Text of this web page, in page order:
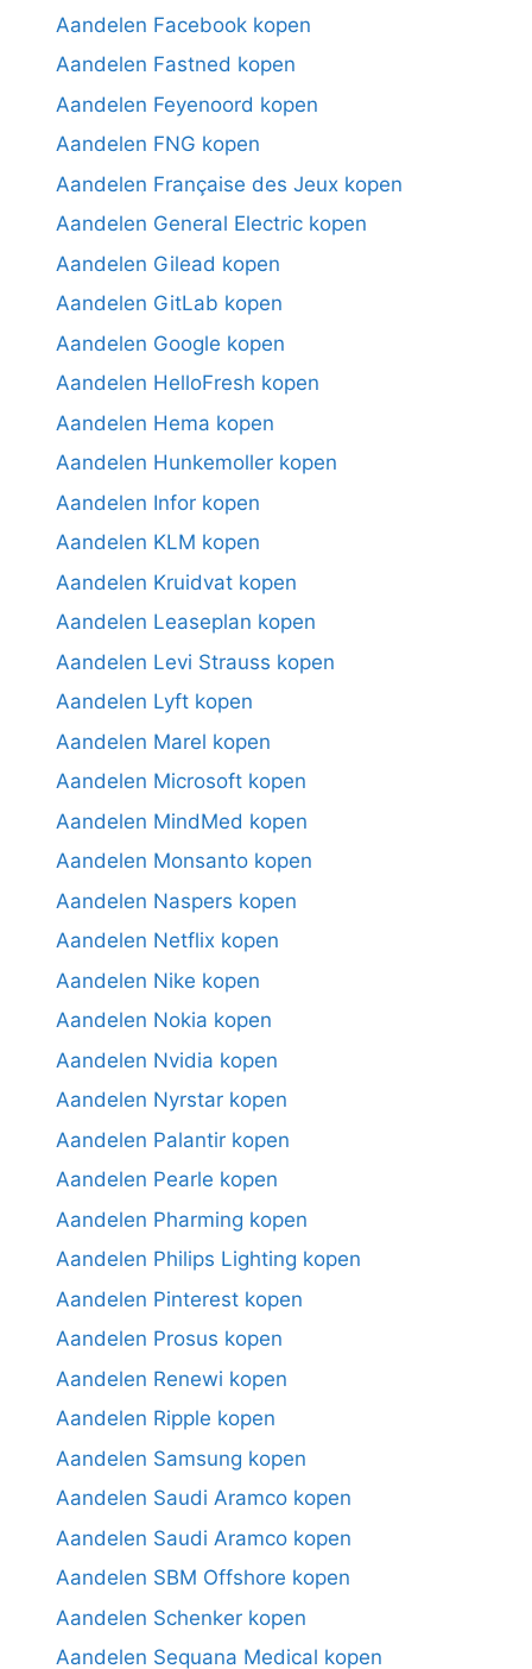
Aandelen Facebook kopen
Aandelen Fastned kopen
Aandelen Feyenoord kopen
Aandelen FNG kopen
Aandelen Française des Jeux kopen
Aandelen General Electric kopen
Aandelen Gilead kopen
Aandelen GitLab kopen
Aandelen Google kopen
Aandelen HelloFresh kopen
Aandelen Hema kopen
Aandelen Hunkemoller kopen
Aandelen Infor kopen
Aandelen KLM kopen
Aandelen Kruidvat kopen
Aandelen Leaseplan kopen
Aandelen Levi Strauss kopen
Aandelen Lyft kopen
Aandelen Marel kopen
Aandelen Microsoft kopen
Aandelen MindMed kopen
Aandelen Monsanto kopen
Aandelen Naspers kopen
Aandelen Netflix kopen
Aandelen Nike kopen
Aandelen Nokia kopen
Aandelen Nvidia kopen
Aandelen Nyrstar kopen
Aandelen Palantir kopen
Aandelen Pearle kopen
Aandelen Pharming kopen
Aandelen Philips Lighting kopen
Aandelen Pinterest kopen
Aandelen Prosus kopen
Aandelen Renewi kopen
Aandelen Ripple kopen
Aandelen Samsung kopen
Aandelen Saudi Aramco kopen
Aandelen Saudi Aramco kopen
Aandelen SBM Offshore kopen
Aandelen Schenker kopen
Aandelen Sequana Medical kopen